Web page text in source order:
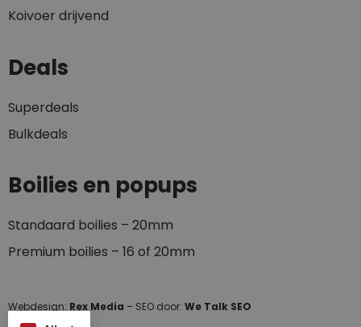
Koivoer drijvend
Deals
Superdeals
Bulkdeals
Boilies en popups
Standaard boilies – 20mm
Premium boilies – 16 of 20mm
Webdesign: Rex Media – SEO door: We Talk SEO